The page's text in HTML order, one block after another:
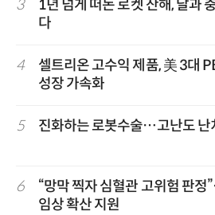
3
1년 넘게 떠돈 로켓 잔해, 달과
다
4
셀트리온 고수익 제품, 美 3대
성장 가속화
5 진화하는 로봇수술…고난도 난
6
“망막 찍자 심혈관 고위험 판
임상 확산 지원